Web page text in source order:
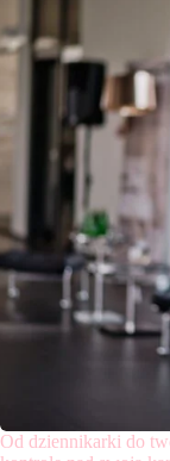
Od dziennikarki do